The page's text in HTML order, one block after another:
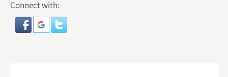
Connect with: